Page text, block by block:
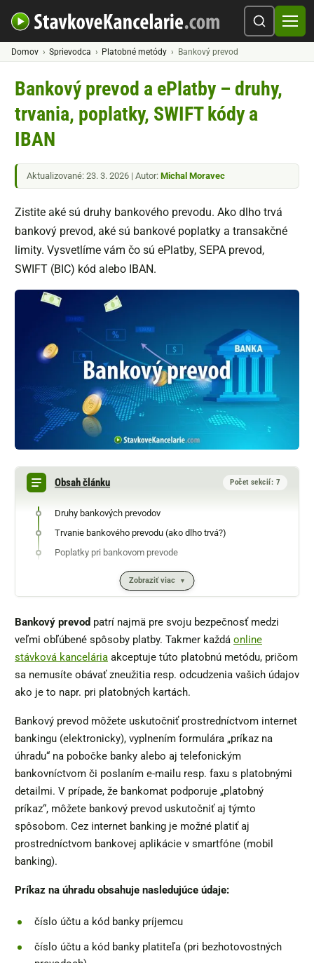
Domov Sprievodca Platobné metódy Bankový prevod
Bankový prevod a ePlatby – druhy,
trvania, poplatky, SWIFT kódy a
IBAN
Aktualizované: 23. 3. 2026 | Autor: Michal Moravec
Zistite aké sú druhy bankového prevodu. Ako dlho trvá
bankový prevod, aké sú bankové poplatky a transakčné
limity. Vysvetlíme vám čo sú ePlatby, SEPA prevod,
SWIFT (BIC) kód alebo IBAN.
Obsah článku Počet sekcií: 7
Druhy bankových prevodov
Trvanie bankového prevodu (ako dlho trvá?)
Poplatky pri bankovom prevode
Zobraziť viac
Bankový prevod patrí najmä pre svoju bezpečnosť medzi
veľmi obľúbené spôsoby platby. Takmer každá online
stávková kancelária akceptuje túto platobnú metódu, pričom
sa nemusíte obávať zneužitia resp. odcudzenia vašich údajov
ako je to napr. pri platobných kartách.
Bankový prevod môžete uskutočniť prostredníctvom internet
bankingu (elektronicky), vyplnením formulára „príkaz na
úhradu“ na pobočke banky alebo aj telefonickým
bankovníctvom či poslaním e-mailu resp. faxu s platobnými
detailmi. V prípade, že bankomat podporuje „platobný
príkaz“, môžete bankový prevod uskutočniť aj týmto
spôsobom. Cez internet banking je možné platiť aj
prostredníctvom bankovej aplikácie v smartfóne (mobil
banking).
Príkaz na úhradu obsahuje nasledujúce údaje:
číslo účtu a kód banky príjemcu
číslo účtu a kód banky platiteľa (pri bezhotovostných